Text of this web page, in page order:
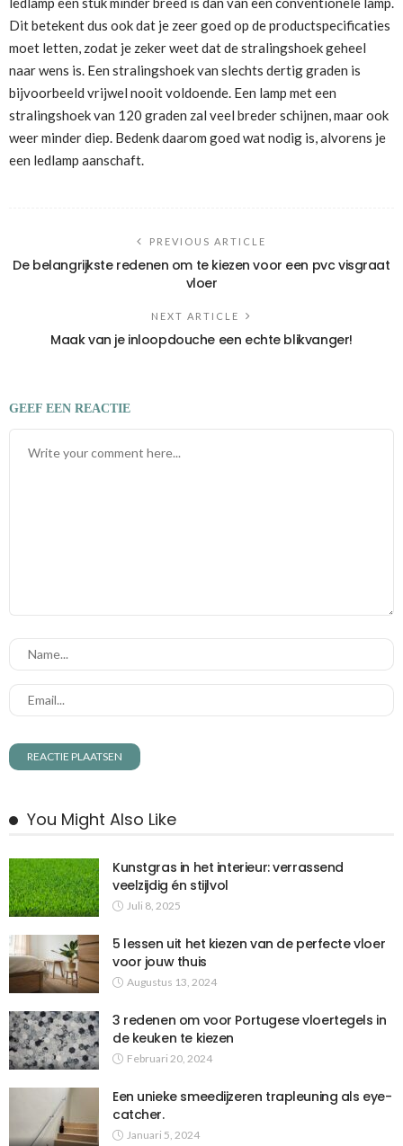
Dit betekent dus ook dat je zeer goed op de productspecificaties
moet letten, zodat je zeker weet dat de stralingshoek geheel
naar wens is. Een stralingshoek van slechts dertig graden is
bijvoorbeeld vrijwel nooit voldoende. Een lamp met een
stralingshoek van 120 graden zal veel breder schijnen, maar ook
weer minder diep. Bedenk daarom goed wat nodig is, alvorens je
een ledlamp aanschaft.
PREVIOUS ARTICLE
De belangrijkste redenen om te kiezen voor een pvc visgraat
vloer
NEXT ARTICLE
Maak van je inloopdouche een echte blikvanger!
GEEF EEN REACTIE
You Might Also Like
Kunstgras in het interieur: verrassend
veelzijdig én stijlvol
Juli 8, 2025
5 lessen uit het kiezen van de perfecte vloer
voor jouw thuis
Augustus 13, 2024
3 redenen om voor Portugese vloertegels in
de keuken te kiezen
Februari 20, 2024
Een unieke smeedijzeren trapleuning als eye-
catcher.
Januari 5, 2024